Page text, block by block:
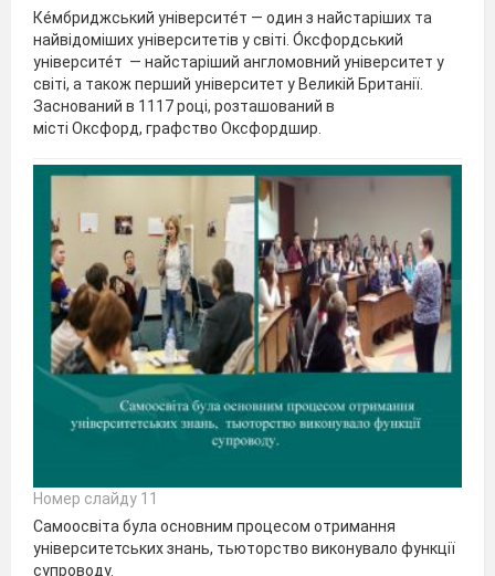
Ке́мбриджський університе́т — один з найстаріших та
найвідоміших університетів у світі. О́ксфордський
університе́т — найстаріший англомовний університет у
світі, а також перший університет у Великій Британії.
Заснований в 1117 році, розташований в
місті Оксфорд, графство Оксфордшир.
Номер слайду 11
Самоосвіта була основним процесом отримання
університетських знань, тьюторство виконувало функції
супроводу.